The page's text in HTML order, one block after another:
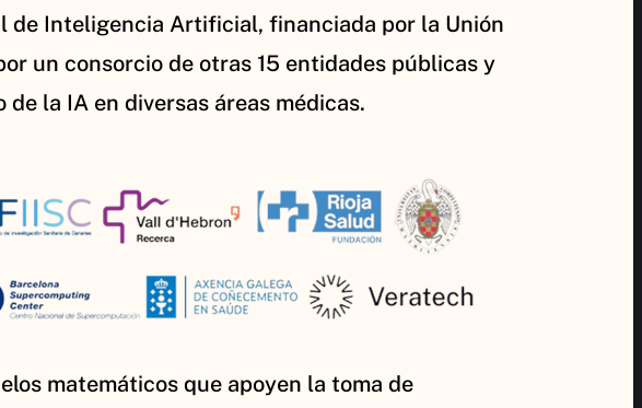
de Inteligencia Artificial, financiada por la Unión
un consorcio de otras 15 entidades públicas y
de la IA en diversas áreas médicas.
matemáticos que apoyen la toma de